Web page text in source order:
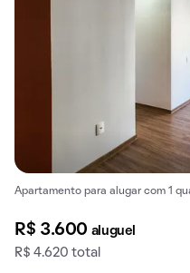
Apartamento para alugar com 1
R$ 3.600 aluguel
R$ 4.620 total